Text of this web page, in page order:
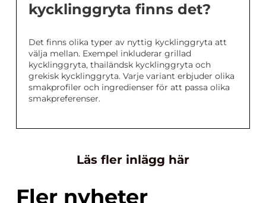
kycklinggryta finns det?
Det finns olika typer av nyttig kycklinggryta att
välja mellan. Exempel inkluderar grillad
kycklinggryta, thailändsk kycklinggryta och
grekisk kycklinggryta. Varje variant erbjuder olika
smakprofiler och ingredienser för att passa olika
smakpreferenser.
Läs fler inlägg här
Fler nyheter